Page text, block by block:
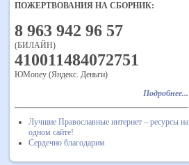
ПОЖЕРТВОВАНИЯ НА СБОРНИК:
8 963 942 96 57
(БИЛАЙН)
410011484072751
ЮMoney (Яндекс. Деньги)
Подробнее...
Лучшие Православные интернет – ресурсы на
одном сайте!
Сердечно благодарим